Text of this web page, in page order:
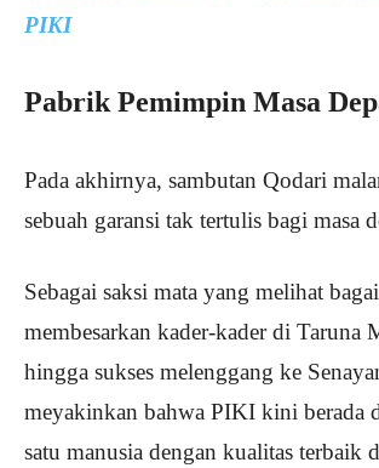
PIKI
Pabrik Pemimpin Masa
Pada akhirnya, sambutan Qodari
sebuah garansi tak tertulis bagi masa
Sebagai saksi mata yang melihat
membesarkan kader-kader di Taruna
hingga sukses melenggang ke
meyakinkan bahwa PIKI kini berada
satu manusia dengan kualitas terbaik